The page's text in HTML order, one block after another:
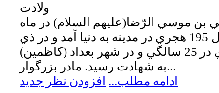
ولادت
موسي الرّضا(عليهم السلام) در ماه
مبارک رمضان سال 195 هجري در مدينه به دنيا آمد و در ذي
القعده سال 220 هجري در 25 سالگي و در شهر بغداد (کاظمين)
به شهادت رسيد. مادر بزرگوار...
ادامه مطلب... افزودن نظر جدید